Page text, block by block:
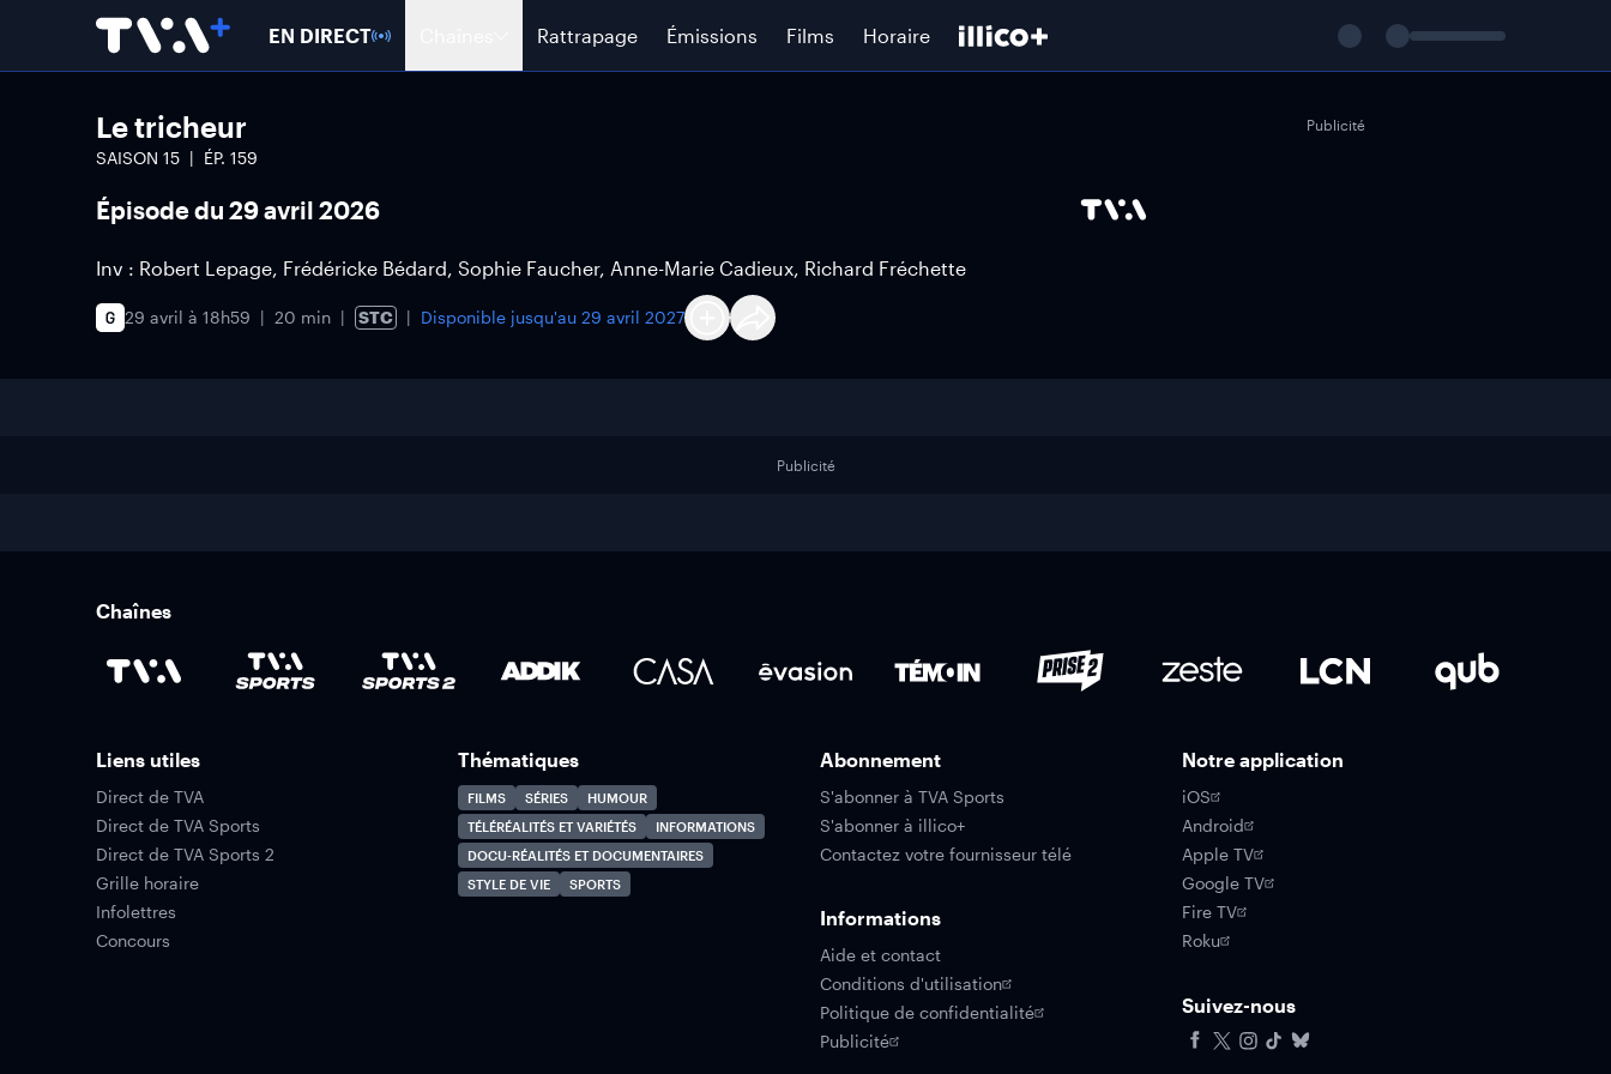
EN DIRECT Rattrapage Émissions Films Horaire
Le tricheur
SAISON 15 ÉP. 159
Épisode du 29 avril 2026
Inv : Robert Lepage, Frédéricke Bédard, Sophie Faucher, Anne-Marie Cadieux, Richard Fréchette
29 avril à 18h59 20 min STC Disponible jusqu'au 29 avril 2027
Publicité
Publicité
Chaînes
Liens utiles
Direct de TVA
Direct de TVA Sports
Direct de TVA Sports 2
Grille horaire
Infolettres
Concours
Thématiques
FILMS SÉRIES
HUMOUR
TÉLÉRÉALITÉS ET VARIÉTÉS
INFORMATIONS
DOCU-RÉALITÉS ET DOCUMENTAIRES
STYLE DE VIE
SPORTS
Abonnement
S'abonner à TVA Sports
S'abonner à illico+
Contactez votre fournisseur télé
Informations
Aide et contact
Conditions d'utilisation
Politique de confidentialité
Publicité
Notre application
iOS
Android
Apple TV
Google TV
Fire TV
Roku
Suivez-nous